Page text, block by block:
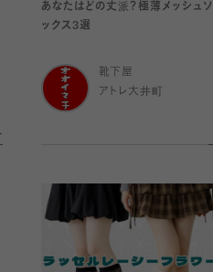
あなたはどの丈派？極薄メッシュソ
ックス3選
靴下屋
アトレ大井町